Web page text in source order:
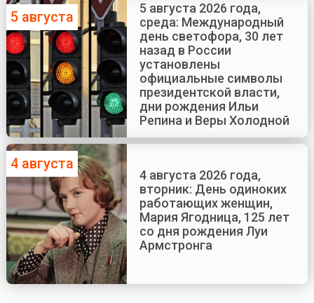
5 августа
5 августа 2026 года,
среда: Международный
день светофора, 30 лет
назад в России
установлены
официальные символы
президентской власти,
дни рождения Ильи
Репина и Веры Холодной
4 августа
4 августа 2026 года,
вторник: День одиноких
работающих женщин,
Мария Ягодница, 125 лет
со дня рождения Луи
Армстронга